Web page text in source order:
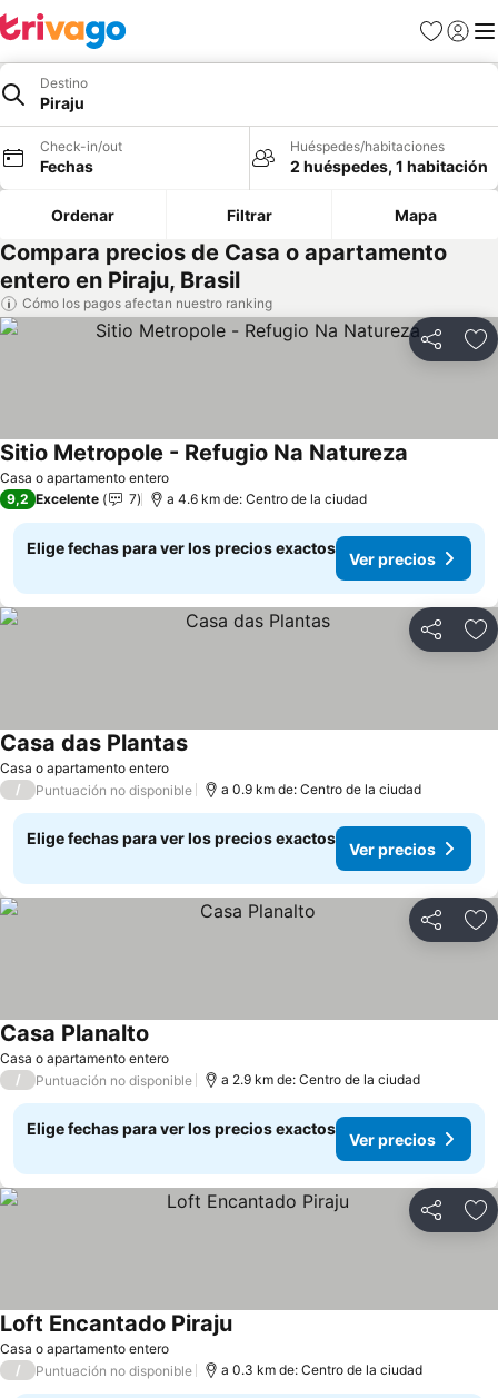
Favoritos
Iniciar
Destino
Piraju
Check-in/out
Fechas
Huéspedes/habitaciones
2 huéspedes, 1 habitación
Ordenar Filtrar Mapa
Compara precios de Casa o apartamento
entero en Piraju, Brasil
Cómo los pagos afectan nuestro ranking
Compartir
Casa o apartamento entero
Sitio Metropole - Refugio Na Natureza
9,2 Excelente 7 a 4.6 km de: Centro de la ciudad
Elige fechas para ver los precios exactos
Ver precios
Compartir
Casa o apartamento entero
Casa das PlantasVer precios
/ Puntuación no disponible a 0.9 km de: Centro de la ciudad
Elige fechas para ver los precios exactos
Ver precios
Compartir
Casa o apartamento entero
Casa Planalto
/ Puntuación no disponible a 2.9 km de: Centro de la ciudad
Elige fechas para ver los precios exactos
Ver precios
Compartir
Casa o apartamento entero
Loft Encantado PirajuVer precios
/ Puntuación no disponible a 0.3 km de: Centro de la ciudad